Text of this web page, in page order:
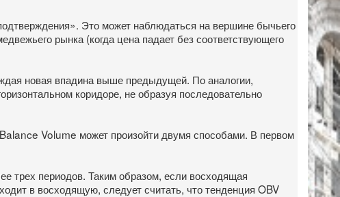
Это может наблюдаться на вершине бычьего
рынка (когда цена падает без соответствующего
новая впадина выше предыдущей. По аналогии,
коридоре, не образуя последовательно
Volume может произойти двумя способами. В первом
трех периодов. Таким образом, если восходящая
в восходящую, следует считать, что тенденция OBV